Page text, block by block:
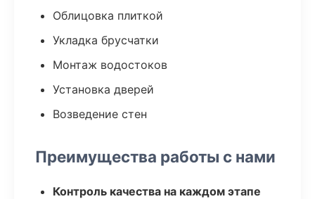
Облицовка плиткой
Укладка брусчатки
Монтаж водостоков
Установка дверей
Возведение стен
Преимущества работы с нами
Контроль качества на каждом этапе